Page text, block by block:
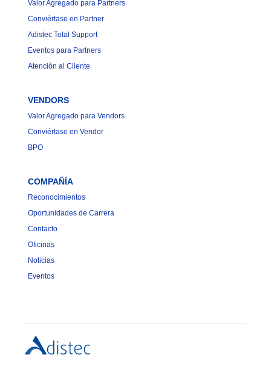
Valor Agregado para Partners
Conviértase en Partner
Adistec Total Support
Eventos para Partners
Atención al Cliente
VENDORS
Valor Agregado para Vendors
Conviértase en Vendor
BPO
COMPAÑÍA
Reconocimientos
Oportunidades de Carrera
Contacto
Oficinas
Noticias
Eventos